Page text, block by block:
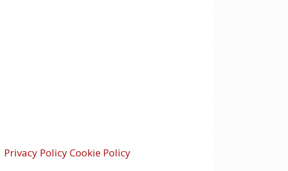
Privacy PolicyCookie Policy